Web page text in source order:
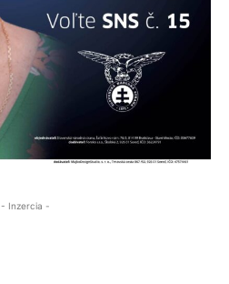
- Inzercia -